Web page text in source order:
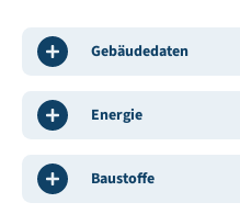
Gebäudedaten
Energie
Baustoffe